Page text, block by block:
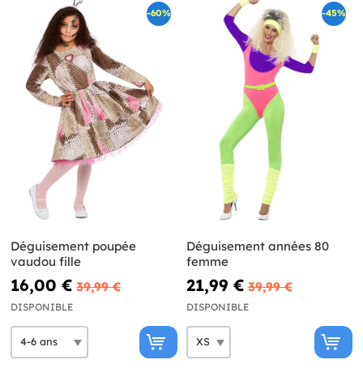
-60%
Déguisement poupée
vaudou fille
16,00 € 39,99 €
DISPONIBLE
-45%
Déguisement années 80
femme
21,99 € 39,99 €
DISPONIBLE